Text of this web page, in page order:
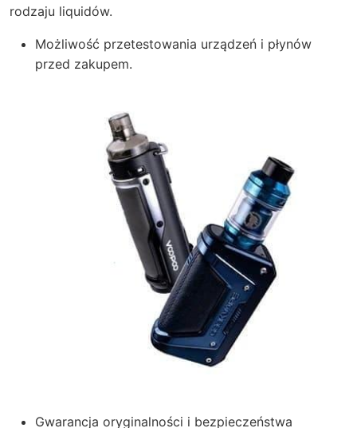
rodzaju liquidów.
Możliwość przetestowania urządzeń i płynów
przed zakupem.
Gwarancja oryginalności i bezpieczeństwa